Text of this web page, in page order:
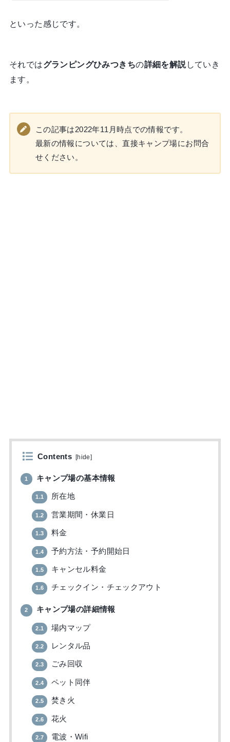
といった感じです。
それではグランピングひみつきちの詳細を解説していき
ます。
この記事は2022年11月時点での情報です。
最新の情報については、直接キャンプ場にお問合
せください。
Contents [hide]
1 キャンプ場の基本情報
1.1 所在地
1.2 営業期間・休業日
1.3 料金
1.4 予約方法・予約開始日
1.5 キャンセル料金
1.6 チェックイン・チェックアウト
2 キャンプ場の詳細情報
2.1 場内マップ
2.2 レンタル品
2.3 ごみ回収
2.4 ペット同伴
2.5 焚き火
2.6 花火
2.7 電波・Wifi